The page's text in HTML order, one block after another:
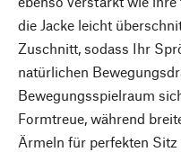
die Jacke leicht
Zuschnitt, sodass Ihr
natürlichen
Bewegungsspielraum
Formtreue, während
Ärmeln für perfekten